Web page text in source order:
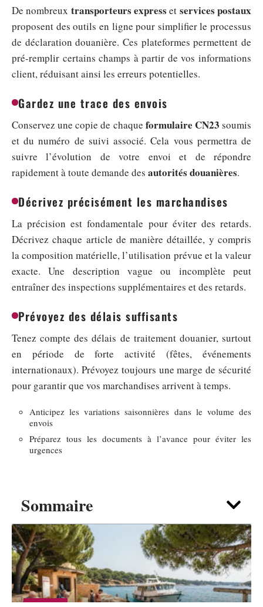
Sommaire
SÉJOURS
De nombreux transporteurs express et services postaux
proposent des outils en ligne pour simplifier le processus
de déclaration douanière. Ces plateformes permettent de
pré-remplir certains champs à partir de vos informations
client, réduisant ainsi les erreurs potentielles.
Gardez une trace des envois
Conservez une copie de chaque formulaire CN23 soumis
et du numéro de suivi associé. Cela vous permettra de
suivre l’évolution de votre envoi et de répondre
rapidement à toute demande des autorités douanières.
Décrivez précisément les marchandises
La précision est fondamentale pour éviter des retards.
Décrivez chaque article de manière détaillée, y compris
la composition matérielle, l’utilisation prévue et la valeur
exacte. Une description vague ou incomplète peut
entraîner des inspections supplémentaires et des retards.
Prévoyez des délais suffisants
Tenez compte des délais de traitement douanier, surtout
en période de forte activité (fêtes, événements
internationaux). Prévoyez toujours une marge de sécurité
pour garantir que vos marchandises arrivent à temps.
Anticipez les variations saisonnières dans le volume des
envois
Préparez tous les documents à l’avance pour éviter les
urgences